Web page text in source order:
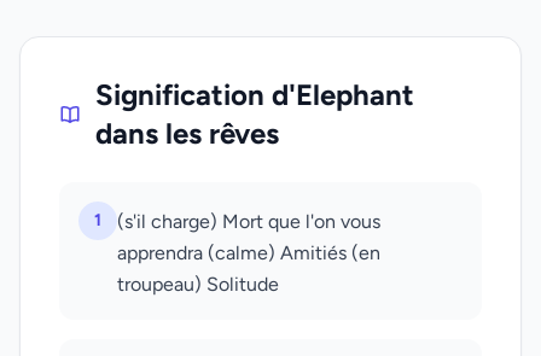
Signification d'Elephant
dans les rêves
1
(s'il charge) Mort que l'on vous
apprendra (calme) Amitiés (en
troupeau) Solitude